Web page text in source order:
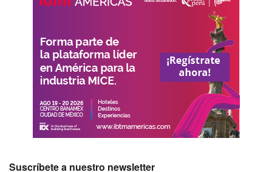
Suscríbete a nuestro newsletter